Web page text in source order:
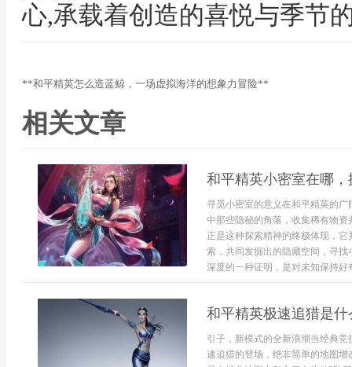
心,承载着创造的喜悦与季节
**和平精英怎么造蓝鲸，一场虚拟海洋的想象力冒险**
相关文章
和平精英小密室在哪
寻觅小密室的意义在和平精英的
中那些隐秘的角落，收集稀有物
正是这种探索精神的终极体现，
索，共同发掘出的隐藏空间，寻
深度的一种证明，是对未知保持好
和平精英极速追猎是
引子，新模式的全新浪潮当经典
速追猎的登场，绝非简单的地图